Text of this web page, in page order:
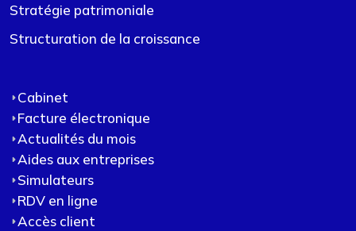
Stratégie patrimoniale
Structuration de la croissance
Cabinet
Facture électronique
Actualités du mois
Aides aux entreprises
Simulateurs
RDV en ligne
Accès client